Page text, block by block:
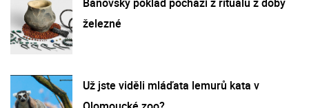
železné
Už jste viděli mláďata lemurů kata v